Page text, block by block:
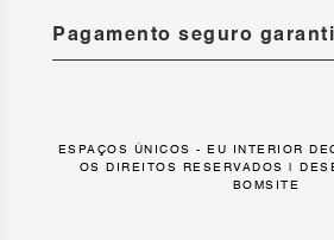
Pagamento seguro
ESPAÇOS ÚNICOS - EU INTERIOR
OS DIREITOS RESERVADOS |
BOMSITE